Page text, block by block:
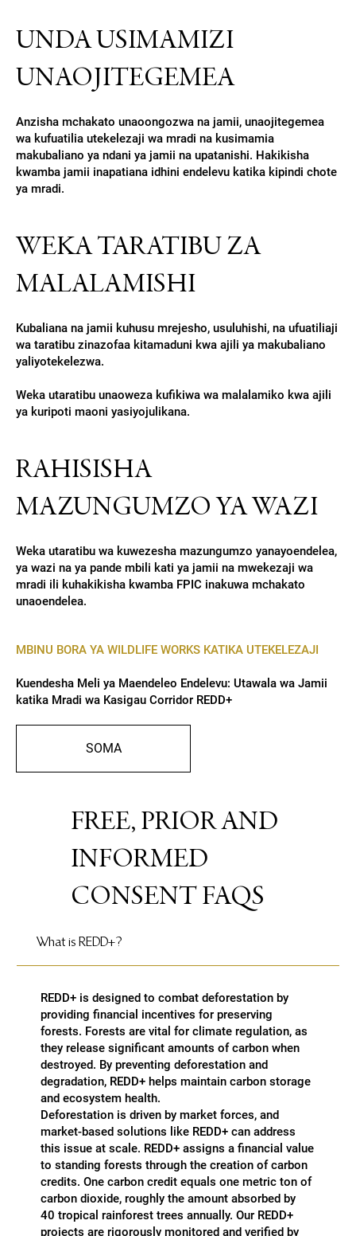
UNDA USIMAMIZI
UNAOJITEGEMEA
Anzisha mchakato unaoongozwa na jamii, unaojitegemea
wa kufuatilia utekelezaji wa mradi na kusimamia
makubaliano ya ndani ya jamii na upatanishi. Hakikisha
kwamba jamii inapatiana idhini endelevu katika kipindi chote
ya mradi.
WEKA TARATIBU ZA
MALALAMISHI
Kubaliana na jamii kuhusu mrejesho, usuluhishi, na ufuatiliaji
wa taratibu zinazofaa kitamaduni kwa ajili ya makubaliano
yaliyotekelezwa.
Weka utaratibu unaoweza kufikiwa wa malalamiko kwa ajili
ya kuripoti maoni yasiyojulikana.
RAHISISHA
MAZUNGUMZO YA WAZI
Weka utaratibu wa kuwezesha mazungumzo yanayoendelea,
ya wazi na ya pande mbili kati ya jamii na mwekezaji wa
mradi ili kuhakikisha kwamba FPIC inakuwa mchakato
unaoendelea.
MBINU BORA YA WILDLIFE WORKS KATIKA UTEKELEZAJI
Kuendesha Meli ya Maendeleo Endelevu: Utawala wa Jamii
katika Mradi wa Kasigau Corridor REDD+
SOMA
FREE, PRIOR AND
INFORMED
CONSENT FAQS
What is REDD+?
REDD+ is designed to combat deforestation by
providing financial incentives for preserving
forests. Forests are vital for climate regulation, as
they release significant amounts of carbon when
destroyed. By preventing deforestation and
degradation, REDD+ helps maintain carbon storage
and ecosystem health.
Deforestation is driven by market forces, and
market-based solutions like REDD+ can address
this issue at scale. REDD+ assigns a financial value
to standing forests through the creation of carbon
credits. One carbon credit equals one metric ton of
carbon dioxide, roughly the amount absorbed by
40 tropical rainforest trees annually. Our REDD+
projects are rigorously monitored and verified by